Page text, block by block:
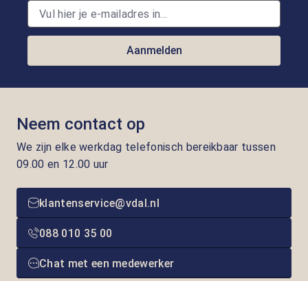
Aanmelden
Neem contact op
We zijn elke werkdag telefonisch bereikbaar tussen
09.00 en 12.00 uur
klantenservice@vdal.nl
088 010 35 00
Chat met een medewerker